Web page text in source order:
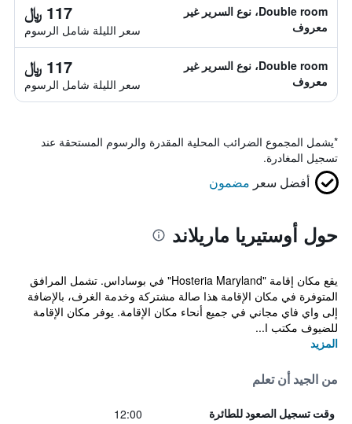
Double room، نوع السرير غير
معروف
117 ﷼
سعر الليلة شامل الرسوم
Double room، نوع السرير غير
معروف
117 ﷼
سعر الليلة شامل الرسوم
*يشمل المجموع الضرائب المحلية المقدرة والرسوم المستحقة عند
تسجيل المغادرة.
أفضل سعر مضمون
حول أوستيريا ماريلاند
يقع مكان إقامة "Hosteria Maryland" في بوساداس. تشمل المرافق
المتوفرة في مكان الإقامة هذا صالة مشتركة وخدمة الغرف، بالإضافة
إلى واي فاي مجاني في جميع أنحاء مكان الإقامة. يوفر مكان الإقامة
للضيوف مكتب ا...
المزيد
من الجيد أن تعلم
وقت تسجيل الصعود للطائرة 12:00